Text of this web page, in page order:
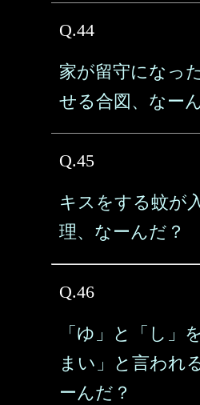
Q.44
家が留守になっ
せる合図、なー
Q.45
キスをする蚊が
理、なーんだ？
Q.46
「ゆ」と「し」
まい」と言われ
ーんだ？